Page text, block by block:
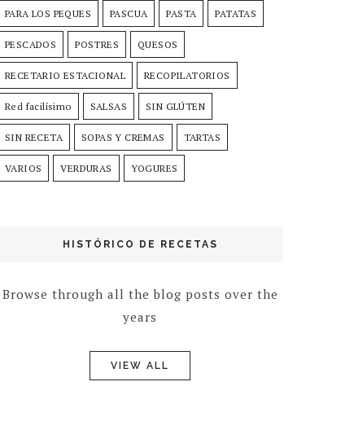
PARA LOS PEQUES PASCUA PASTA PATATAS
PESCADOS POSTRES QUESOS
RECETARIO ESTACIONAL RECOPILATORIOS
Red facilísimo SALSAS SIN GLÚTEN
SIN RECETA SOPAS Y CREMAS TARTAS
VARIOS VERDURAS YOGURES
HISTÓRICO DE RECETAS
Browse through all the blog posts over the
years
VIEW ALL